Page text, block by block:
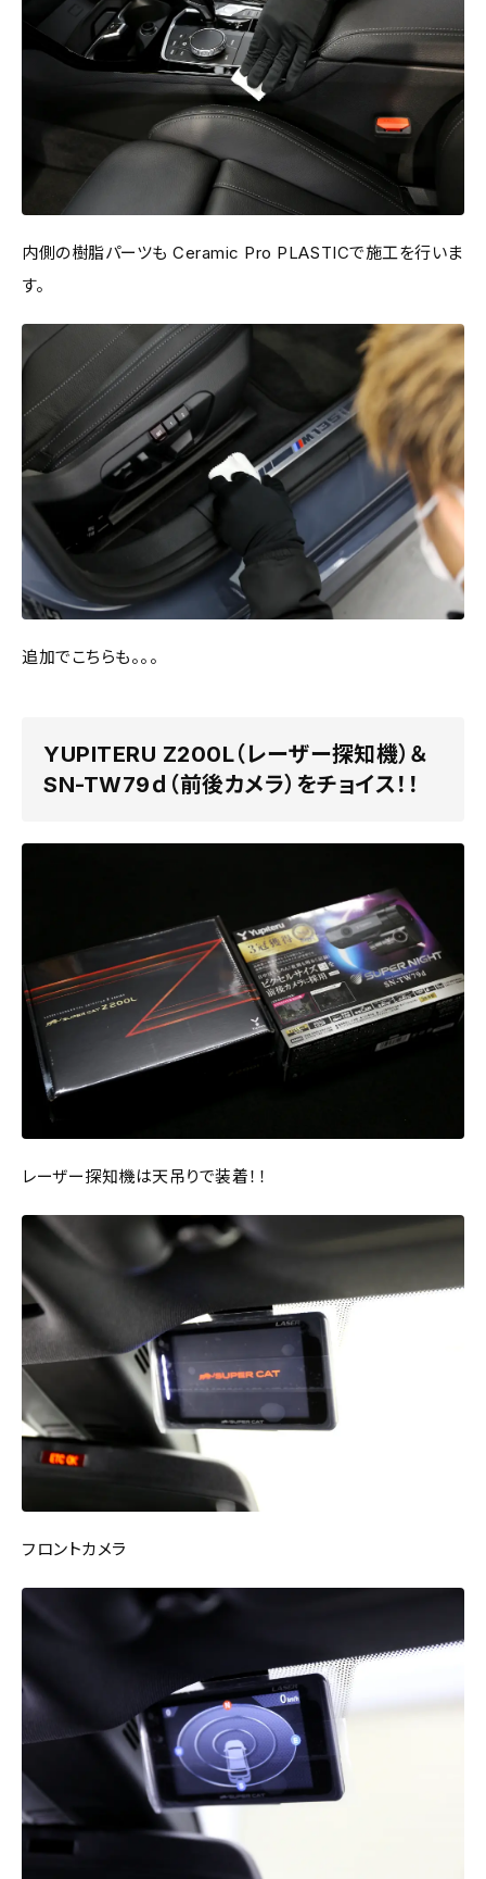
内側の樹脂パーツも Ceramic Pro PLASTICで施工を行いま
す。
追加でこちらも。。。
YUPITERU Z200L（レーザー探知機）＆
SN-TW79ｄ（前後カメラ）をチョイス！！
レーザー探知機は天吊りで装着！！
フロントカメラ